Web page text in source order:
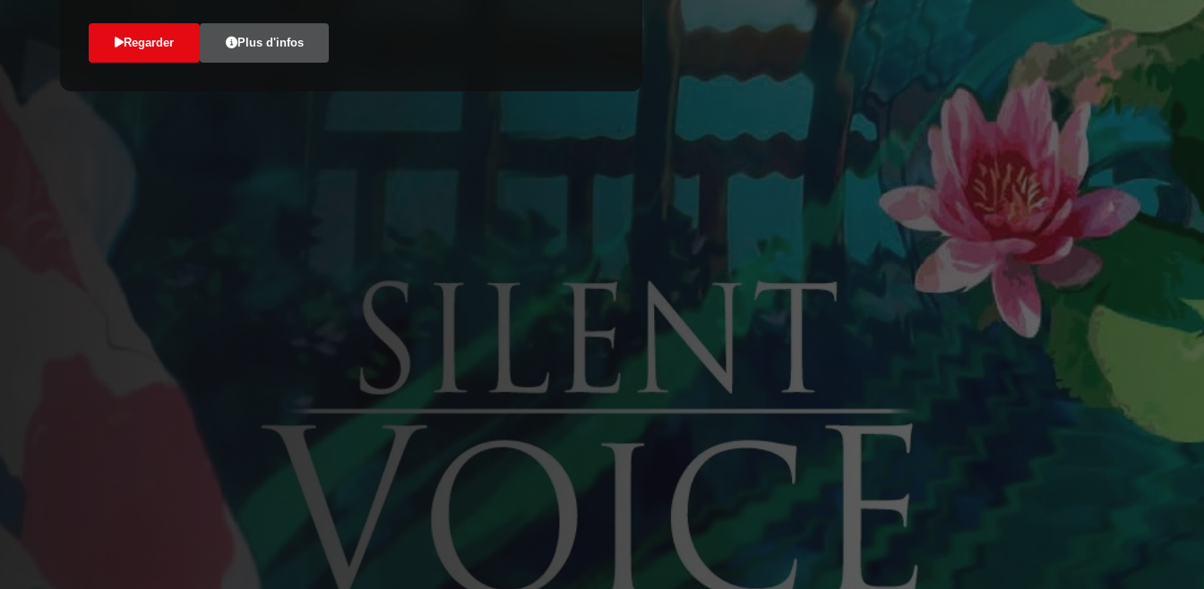
Regarder Plus d'infos